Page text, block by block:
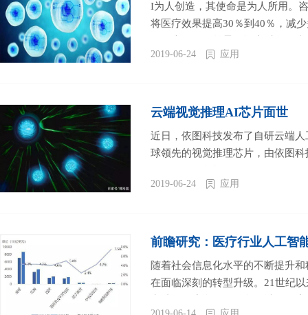
I为人创造，其使命是为人所用。
将医疗效果提高30％到40％，减
的报告显示，2018年上半年AI医
向提供了坚实的支撑。...
2019-06-24 应用
云端视觉推理AI芯片面世
近日，依图科技发布了自研云端
球领先的视觉推理芯片，由依图
2019-06-24 应用
前瞻研究：医疗行业人工智
随着社会信息化水平的不断提升
在面临深刻的转型升级。21世纪